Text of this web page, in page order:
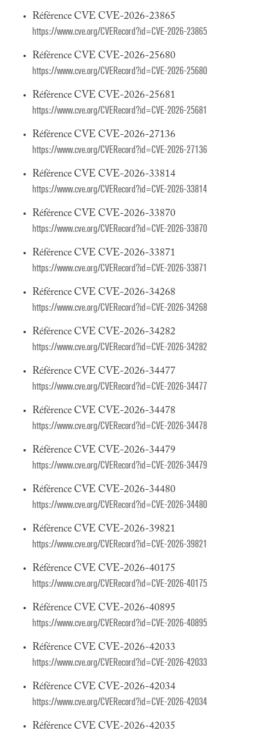
Référence CVE CVE-2026-23865
https://www.cve.org/CVERecord?id=CVE-2026-23865
Référence CVE CVE-2026-25680
https://www.cve.org/CVERecord?id=CVE-2026-25680
Référence CVE CVE-2026-25681
https://www.cve.org/CVERecord?id=CVE-2026-25681
Référence CVE CVE-2026-27136
https://www.cve.org/CVERecord?id=CVE-2026-27136
Référence CVE CVE-2026-33814
https://www.cve.org/CVERecord?id=CVE-2026-33814
Référence CVE CVE-2026-33870
https://www.cve.org/CVERecord?id=CVE-2026-33870
Référence CVE CVE-2026-33871
https://www.cve.org/CVERecord?id=CVE-2026-33871
Référence CVE CVE-2026-34268
https://www.cve.org/CVERecord?id=CVE-2026-34268
Référence CVE CVE-2026-34282
https://www.cve.org/CVERecord?id=CVE-2026-34282
Référence CVE CVE-2026-34477
https://www.cve.org/CVERecord?id=CVE-2026-34477
Référence CVE CVE-2026-34478
https://www.cve.org/CVERecord?id=CVE-2026-34478
Référence CVE CVE-2026-34479
https://www.cve.org/CVERecord?id=CVE-2026-34479
Référence CVE CVE-2026-34480
https://www.cve.org/CVERecord?id=CVE-2026-34480
Référence CVE CVE-2026-39821
https://www.cve.org/CVERecord?id=CVE-2026-39821
Référence CVE CVE-2026-40175
https://www.cve.org/CVERecord?id=CVE-2026-40175
Référence CVE CVE-2026-40895
https://www.cve.org/CVERecord?id=CVE-2026-40895
Référence CVE CVE-2026-42033
https://www.cve.org/CVERecord?id=CVE-2026-42033
Référence CVE CVE-2026-42034
https://www.cve.org/CVERecord?id=CVE-2026-42034
Référence CVE CVE-2026-42035